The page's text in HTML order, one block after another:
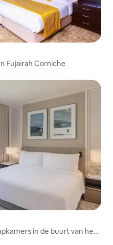
Fujairah Corniche
in de buurt van het